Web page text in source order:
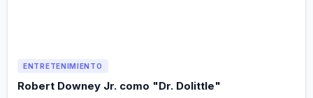
ENTRETENIMIENTO
Robert Downey Jr. como "Dr. Dolittle"